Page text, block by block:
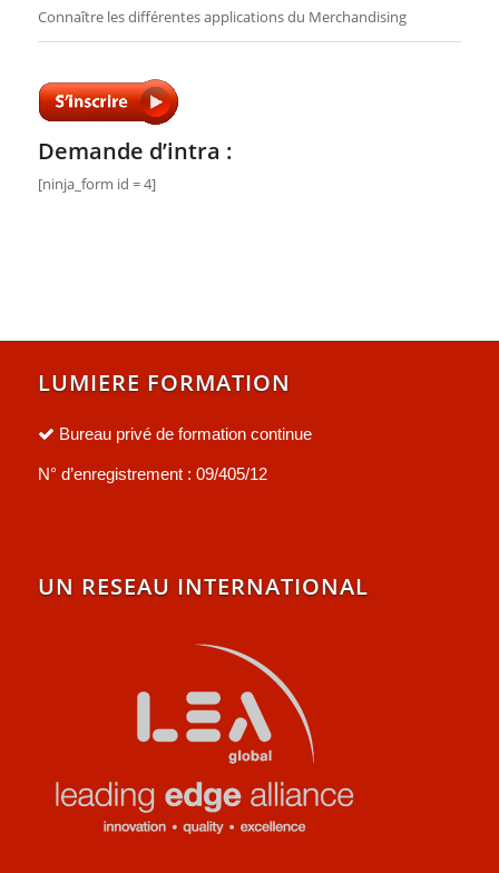
Connaître les différentes applications du Merchandising
Demande d’intra :
[ninja_form id = 4]
LUMIERE FORMATION
Bureau privé de formation continue
N° d’enregistrement : 09/405/12
UN RESEAU INTERNATIONAL